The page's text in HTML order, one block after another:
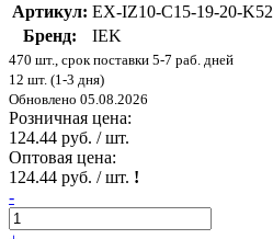
Артикул: EX-IZ10-C15-19-20-K52
Бренд:
IEK
470 шт., срок поставки 5-7 раб. дней
12 шт. (1-3 дня)
Обновлено 05.08.2026
Розничная цена:
124.44 руб. / шт.
Оптовая цена:
124.44 руб. / шт. !
-